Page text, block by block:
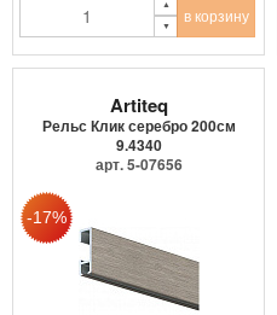
в корзину
Artiteq
Рельс Клик серебро 200см
9.4340
арт. 5-07656